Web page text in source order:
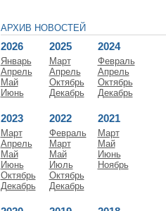
АРХИВ НОВОСТЕЙ
2026
Январь
Апрель
Май
Июнь
2025
Март
Апрель
Октябрь
Декабрь
2024
Февраль
Апрель
Октябрь
Декабрь
2023
Март
Апрель
Май
Июнь
Октябрь
Декабрь
2022
Февраль
Март
Май
Июль
Октябрь
Декабрь
2021
Март
Май
Июнь
Ноябрь